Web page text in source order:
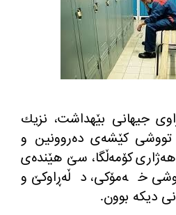
جیهانی بێهداشت، نزیك
كێشه‌ی ده‌روونین و
كۆمه‌ڵگا، سێ هێنده‌ی
خه‌مۆكی، دڵه‌ڕاوكێ و
دیكه‌ بوون.